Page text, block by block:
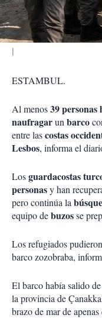
ESTAMBUL.
Al menos39
naufragarun barco
entre lascostas
Lesbos, informa el
Losguardacostas
personasy han
pero continúa la
equipo debuzosse
Los refugiados
barco zozobraba,
El barco había salido
la provincia de
brazo de mar de